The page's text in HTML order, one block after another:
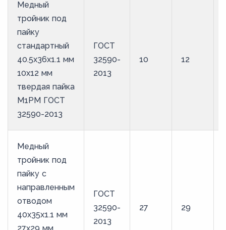
Медный
тройник под
пайку
стандартный
40.5х36х1.1 мм
10х12 мм
твердая пайка
М1РМ ГОСТ
32590-2013
ГОСТ
32590-
2013
10 12
Медный
тройник под
пайку с
направленным
отводом
40х35х1.1 мм
ГОСТ
32590-
2013
27 29